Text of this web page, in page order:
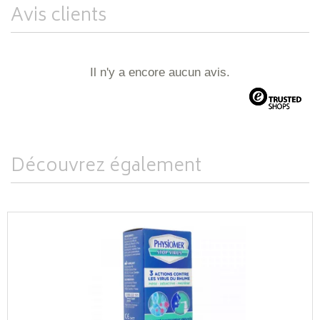
Avis clients
Il n'y a encore aucun avis.
Découvrez également